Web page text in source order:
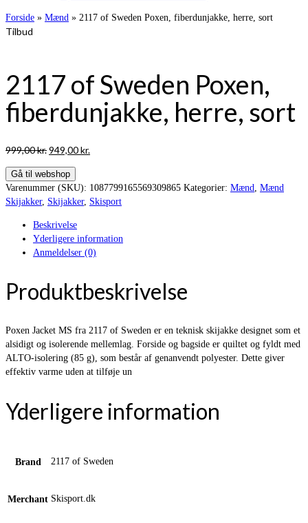
Forside » Mænd » 2117 of Sweden Poxen, fiberdunjakke, herre, sort
Tilbud
2117 of Sweden Poxen,
fiberdunjakke, herre, sort
999,00kr.Den
pris
var:
999,00 kr..
949,00kr.
er:
949,00 kr..
Gå til webshop
Varenummer (SKU): 1087799165569309865 Kategorier: Mænd
Mænd
Skijakker, Skijakker, Skisport
Beskrivelse
Yderligere information
Anmeldelser (0)
Produktbeskrivelse
Poxen Jacket MS fra 2117 of Sweden er en teknisk skijakke designet som et
alsidigt og isolerende mellemlag. Forside og bagside er quiltet og fyldt med
ALTO-isolering (85 g), som består af genanvendt polyester. Dette giver
effektiv varme uden at tilføje un
Yderligere information
Brand 2117 of Sweden
Merchant Skisport.dk